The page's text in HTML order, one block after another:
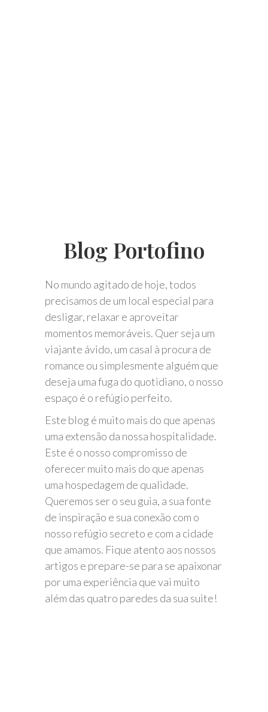
Blog Portofino
No mundo agitado de hoje, todos
precisamos de um local especial para
desligar, relaxar e aproveitar
momentos memoráveis. Quer seja um
viajante ávido, um casal à procura de
romance ou simplesmente alguém que
deseja uma fuga do quotidiano, o nosso
espaço é o refúgio perfeito.
Este blog é muito mais do que apenas
uma extensão da nossa hospitalidade.
Este é o nosso compromisso de
oferecer muito mais do que apenas
uma hospedagem de qualidade.
Queremos ser o seu guia, a sua fonte
de inspiração e sua conexão com o
nosso refúgio secreto e com a cidade
que amamos. Fique atento aos nossos
artigos e prepare-se para se apaixonar
por uma experiência que vai muito
além das quatro paredes da sua suite!